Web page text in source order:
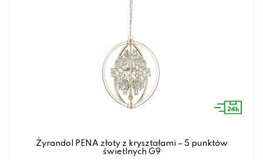
Żyrandol PENA złoty z kryształami – 5 punktów
świetlnych G9